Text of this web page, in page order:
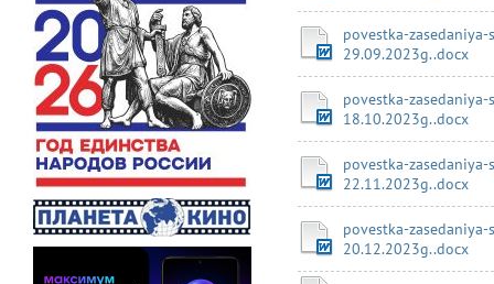
povestka-
29.09.2023g..docx
povestka-
18.10.2023g..docx
povestka-
22.11.2023g..docx
povestka-
20.12.2023g..docx